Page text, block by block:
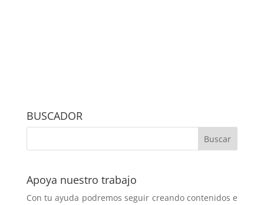
BUSCADOR
Apoya nuestro trabajo
Con tu ayuda podremos seguir creando contenidos e